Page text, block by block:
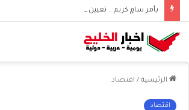
الرئيسية / اقتصاد
اقتصاد